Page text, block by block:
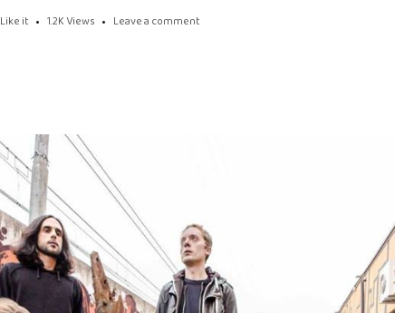
Like it 1.2K Views Leave a comment